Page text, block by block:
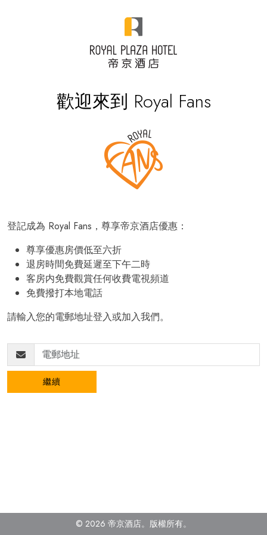
歡迎來到 Royal Fans
登記成為 Royal Fans，尊享帝京酒店優惠：
尊享優惠房價低至六折
退房時間免費延遲至下午二時
客房内免費觀賞任何收費電視頻道
免費撥打本地電話
請輸入您的電郵地址登入或加入我們。
繼續
© 2026 帝京酒店。 版權所有。